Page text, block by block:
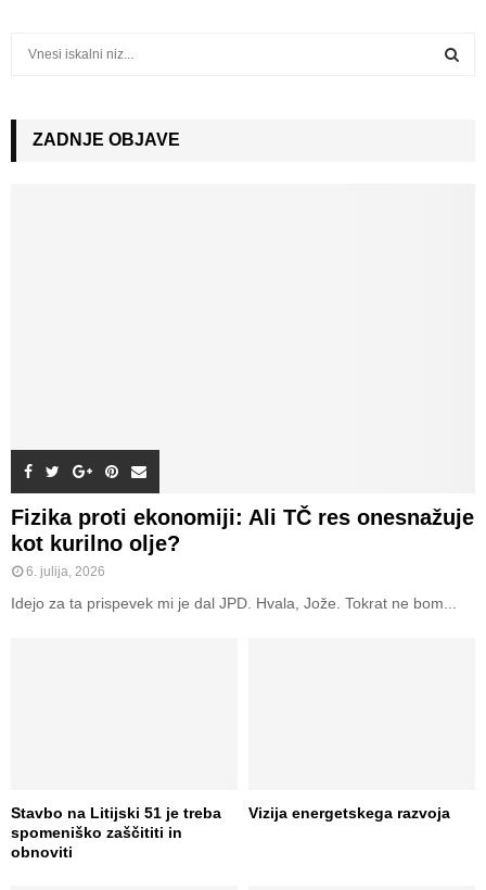
ZADNJE OBJAVE
Fizika proti ekonomiji: Ali TČ res onesnažuje
kot kurilno olje?
6. julija, 2026
Idejo za ta prispevek mi je dal JPD. Hvala, Jože. Tokrat ne bom...
Stavbo na Litijski 51 je treba
spomeniško zaščititi in
obnoviti
Vizija energetskega razvoja